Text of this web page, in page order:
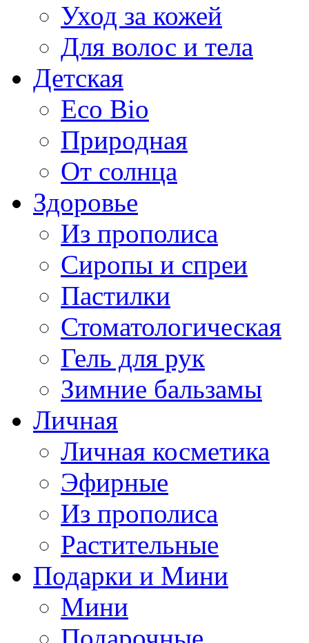
Уход за кожей
Для волос и тела
Детская
Eco Bio
Природная
От солнца
Здоровье
Из прополиса
Сиропы и спреи
Пастилки
Стоматологическая
Гель для рук
Зимние бальзамы
Личная
Личная косметика
Эфирные
Из прополиса
Растительные
Подарки и Мини
Мини